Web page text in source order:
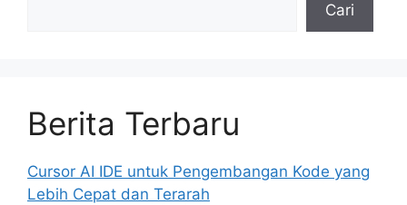
Cari
Berita Terbaru
Cursor AI IDE untuk Pengembangan Kode yang
Lebih Cepat dan Terarah